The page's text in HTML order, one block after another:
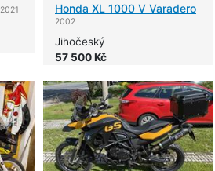
2021 Honda XL 1000 V Varadero
2002
Jihočeský
57 500 Kč